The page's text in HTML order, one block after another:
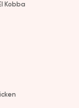
Kobba